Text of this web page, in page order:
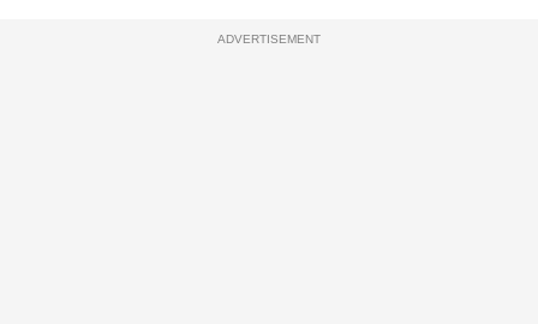
ADVERTISEMENT